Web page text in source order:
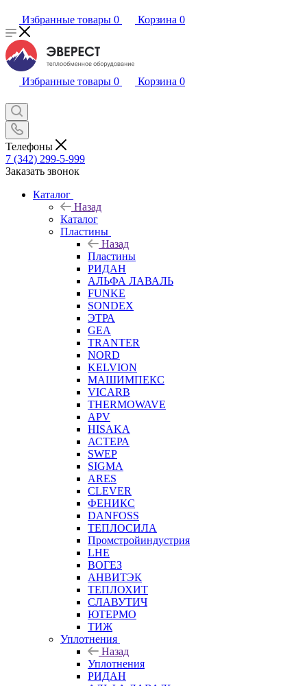
Избранные товары 0 Корзина 0
Избранные товары 0 Корзина 0
Телефоны
7 (342) 299-5-999
Заказать звонок
Каталог
Назад
Каталог
Пластины
Назад
Пластины
РИДАН
АЛЬФА ЛАВАЛЬ
FUNKE
SONDEX
ЭТРА
GEA
TRANTER
NORD
KELVION
МАШИМПЕКС
VICARB
THERMOWAVE
APV
HISAKA
АСТЕРА
SWEP
SIGMA
ARES
CLEVER
ФЕНИКС
DANFOSS
ТЕПЛОСИЛА
Промстройиндустрия
LHE
ВОГЕЗ
АНВИТЭК
ТЕПЛОХИТ
СЛАВУТИЧ
ЮТЕРМО
ТИЖ
Уплотнения
Назад
Уплотнения
РИДАН